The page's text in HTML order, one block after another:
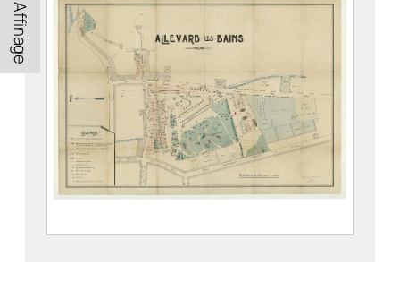
Affinage
Parc thermal d’Allevard